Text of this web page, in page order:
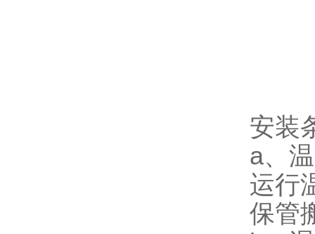
安装
a、
运行
保管